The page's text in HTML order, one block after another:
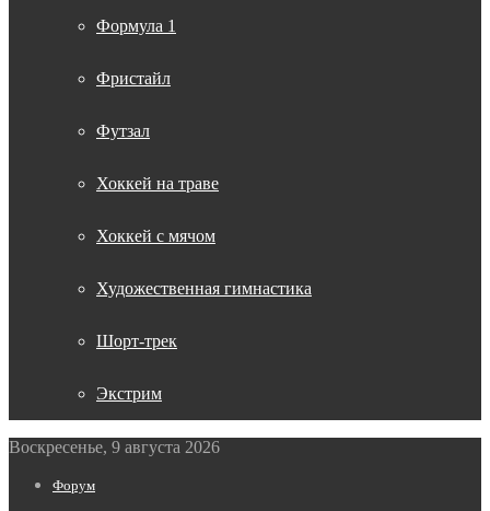
Формула 1
Фристайл
Футзал
Хоккей на траве
Хоккей с мячом
Художественная гимнастика
Шорт-трек
Экстрим
Воскресенье, 9 августа 2026
Форум